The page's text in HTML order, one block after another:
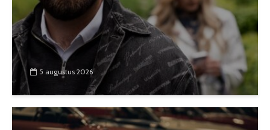
5 augustus 2026